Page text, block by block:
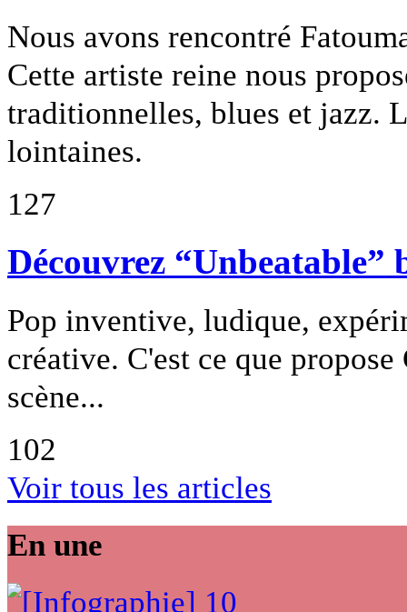
Nous avons rencontré
Cette artiste reine nous
traditionnelles, blues et jazz.
lointaines.
127
Découvrez “Unbeatable”
Pop inventive, ludique,
créative. C'est ce que
scène...
102
Voir tous les articles
En une